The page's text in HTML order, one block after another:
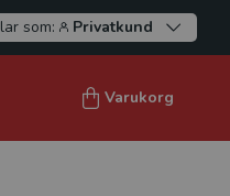
som: Privatkund
Varukorg